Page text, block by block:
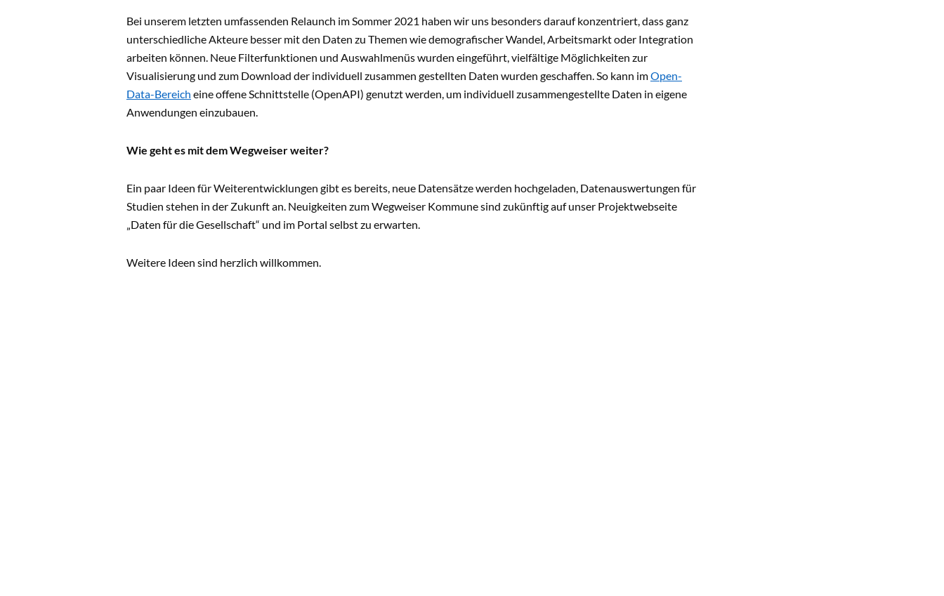
Bei unserem letzten umfassenden Relaunch im Sommer 2021 haben wir uns besonders darauf konzentriert, dass ganz
unterschiedliche Akteure besser mit den Daten zu Themen wie demografischer Wandel, Arbeitsmarkt oder Integration
arbeiten können. Neue Filterfunktionen und Auswahlmenüs wurden eingeführt, vielfältige Möglichkeiten zur
Visualisierung und zum Download der individuell zusammen gestellten Daten wurden geschaffen. So kann imOpen-
Data-Bereich eine offene Schnittstelle (OpenAPI) genutzt werden, um individuell zusammengestellte Daten in eigene
Anwendungen einzubauen.
Wie geht es mit dem Wegweiser weiter?
Ein paar Ideen für Weiterentwicklungen gibt es bereits, neue Datensätze werden hochgeladen, Datenauswertungen für
Studien stehen in der Zukunft an. Neuigkeiten zum Wegweiser Kommune sind zukünftig auf unser Projektwebseite
„Daten für die Gesellschaft“ und im Portal selbst zu erwarten.
Weitere Ideen sind herzlich willkommen.